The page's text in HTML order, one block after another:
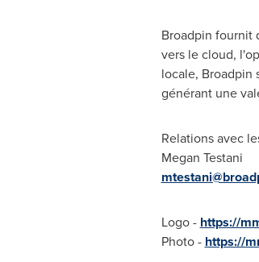
Broadpin fournit
vers le cloud,
locale, Broadpin
générant une
Relations avec
Megan Testani
Logo - https://
Photo - https://